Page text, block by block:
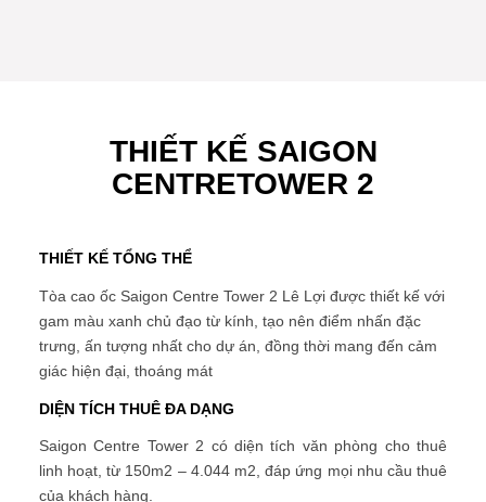
THIẾT KẾ SAIGON
CENTRETOWER 2
THIẾT KẾ TỔNG THỂ
Tòa cao ốc Saigon Centre Tower 2 Lê Lợi được thiết kế với
gam màu xanh chủ đạo từ kính, tạo nên điểm nhấn đặc
trưng, ấn tượng nhất cho dự án, đồng thời mang đến cảm
giác hiện đại, thoáng mát
DIỆN TÍCH THUÊ ĐA DẠNG
Saigon Centre Tower 2 có diện tích văn phòng cho thuê
linh hoạt, từ 150m2 – 4.044 m2, đáp ứng mọi nhu cầu thuê
của khách hàng.